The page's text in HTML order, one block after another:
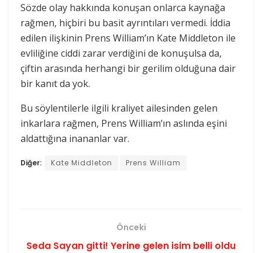
Sözde olay hakkında konuşan onlarca kaynağa
rağmen, hiçbiri bu basit ayrıntıları vermedi. İddia
edilen ilişkinin Prens William’ın Kate Middleton ile
evliliğine ciddi zarar verdiğini de konuşulsa da,
çiftin arasında herhangi bir gerilim olduğuna dair
bir kanıt da yok.
Bu söylentilerle ilgili kraliyet ailesinden gelen
inkarlara rağmen, Prens William’ın aslında eşini
aldattığına inananlar var.
Diğer: Kate Middleton Prens William
Önceki
Seda Sayan gitti! Yerine gelen isim belli oldu